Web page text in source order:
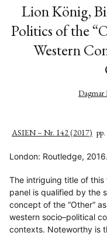
Lion König,
Politics of the
Western
Dagmar
ASIEN – Nr. 142 (2017)
London: Routledge,
The intriguing title of
panel is qualified by the
concept of the “Other“
western socio–political
contexts. Noteworthy is